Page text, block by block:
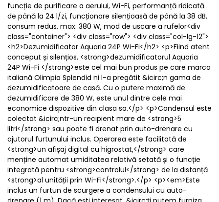
funcție de purificare a aerului, Wi-Fi, performanță ridicată
de până la 24 l/zi, funcționare silențioasă de până la 38 dB,
consum redus, max. 380 W, mod de uscare a rufelor<div
class="container"> <div class="row"> <div class="col-lg-12">
<h2>Dezumidificator Aquaria 24P Wi-Fi</h2> <p>Fiind atent
conceput și silențios, <strong>dezumidificatorul Aquaria
24P Wi-Fi </strong>este cel mai bun produs pe care marca
italiană Olimpia Splendid ni l-a pregătit &icirc;n gama de
dezumidificatoare de casă. Cu o putere maximă de
dezumidificare de 380 W, este unul dintre cele mai
economice dispozitive din clasa sa.</p> <p>Condensul este
colectat &icirc;ntr-un recipient mare de <strong>5
litri</strong> sau poate fi drenat prin auto-drenare cu
ajutorul furtunului inclus. Operarea este facilitată de
<strong>un afișaj digital cu higrostat,</strong> care
menține automat umiditatea relativă setată și o funcție
integrată pentru <strong>controlul</strong> de la distanță
<strong>al unității prin Wi-Fi</strong>.</p> <p><em>Este
inclus un furtun de scurgere a condensului cu auto-